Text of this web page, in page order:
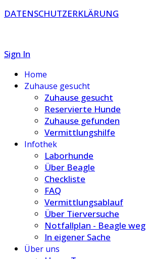
DATENSCHUTZERKLÄRUNG
Sign In
Home
Zuhause gesucht
Zuhause gesucht
Reservierte Hunde
Zuhause gefunden
Vermittlungshilfe
Infothek
Laborhunde
Über Beagle
Checkliste
FAQ
Vermittlungsablauf
Über Tierversuche
Notfallplan - Beagle weg
In eigener Sache
Über uns